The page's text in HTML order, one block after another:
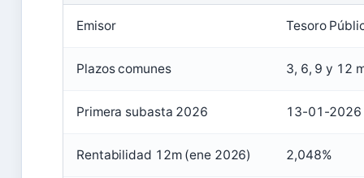
Emisor Tesoro
Plazos comunes 3, 6, 9 y 12
Primera subasta 2026 13-01-2026
Rentabilidad 12m (ene 2026) 2,048%